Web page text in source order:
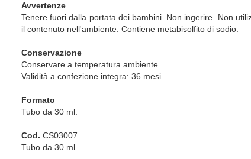
Avvertenze
Tenere fuori dalla portata dei bambini. Non ingerire. Non
il contenuto nell'ambiente. Contiene metabisolfito di sodio.
Conservazione
Conservare a temperatura ambiente.
Validità a confezione integra: 36 mesi.
Formato
Tubo da 30 ml.
Cod. CS03007
Tubo da 30 ml.